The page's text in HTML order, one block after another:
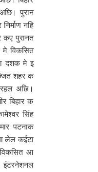
पुरान
नहि
कए पुरानत
विकसित
दशक मे इ
शहर क
अछि।
बिहार क
सिंह
पटनाक
लेल कईटा
विकसित आ
इंटरनेशनल